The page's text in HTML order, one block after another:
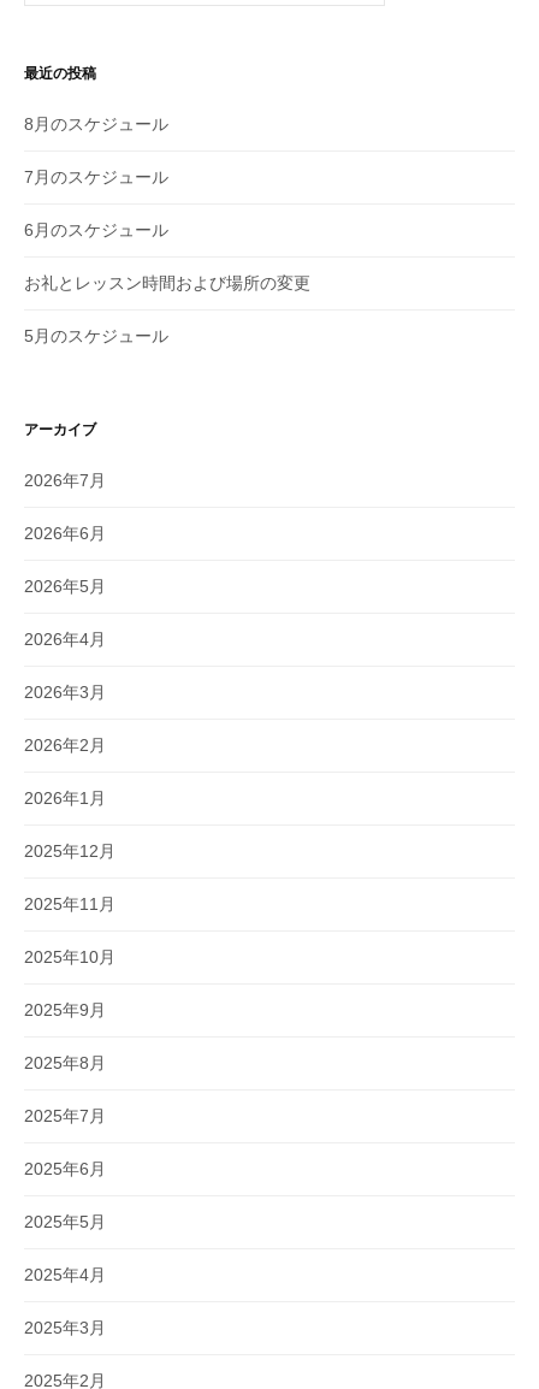
最近の投稿
8月のスケジュール
7月のスケジュール
6月のスケジュール
お礼とレッスン時間および場所の変更
5月のスケジュール
アーカイブ
2026年7月
2026年6月
2026年5月
2026年4月
2026年3月
2026年2月
2026年1月
2025年12月
2025年11月
2025年10月
2025年9月
2025年8月
2025年7月
2025年6月
2025年5月
2025年4月
2025年3月
2025年2月